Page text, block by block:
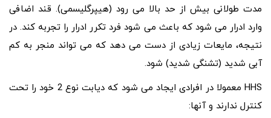
مدت طولانی بیش از حد بالا می رود (هیپرگلیسمی). قند اضافی
وارد ادرار می شود که باعث می شود فرد تکرر ادرار را تجربه کند. در
نتیجه، مایعات زیادی از دست می دهد که می تواند منجر به کم
آبی شدید (تشنگی شدید) شود.
HHS معمولا در افرادی ایجاد می شود که دیابت نوع 2 خود را تحت
کنترل ندارند و آنها: